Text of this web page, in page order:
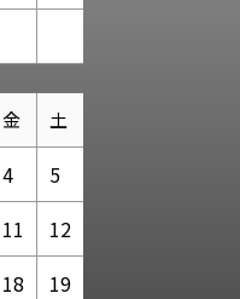
金 土
4
5
11
12
18
19